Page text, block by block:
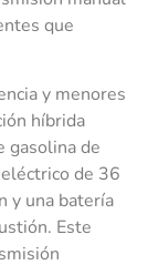
que
y menores
híbrida
gasolina de
de 36
y una batería
Este